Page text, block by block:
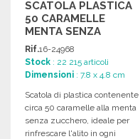
SCATOLA PLASTICA
50 CARAMELLE
MENTA SENZA
ZUCCHERO A PREZZI
ALL'INGROSSO
Rif.16-24968
Stock : 22 215 articoli
Dimensioni : 7.8 x 4.8 cm
Scatola di plastica contenente
circa 50 caramelle alla menta
senza zucchero, ideale per
rinfrescare l'alito in ogni